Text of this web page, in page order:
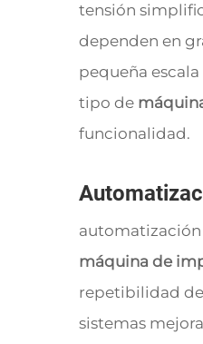
tensión
dependen en
pequeña
tipo de
funcionalidad.
automatización
máquina de
repetibilidad
sistemas